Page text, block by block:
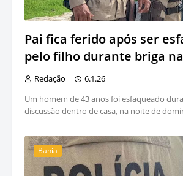
Pai fica ferido após ser
pelo filho durante briga
Redação
6.1.26
Um homem de 43 anos foi esfaqueado
discussão dentro de casa, na noite de
Bahia